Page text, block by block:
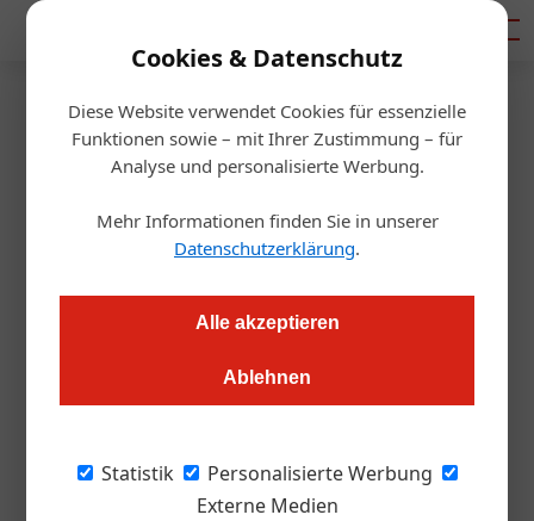
Cookies & Datenschutz
Diese Website verwendet Cookies für essenzielle
Funktionen sowie – mit Ihrer Zustimmung – für
Analyse und personalisierte Werbung.
Mehr Informationen finden Sie in unserer
Datenschutzerklärung.
Alle akzeptieren
Ablehnen
Statistik
Personalisierte Werbung
Externe Medien
Startseite/Hotellerie
Finanzierung
Wie das Südbahn-Hotel zur
Investitionschance wird
Das Südbahn-Hotel kehrt zurück auf die touristische
Leuchtturmprojekt, sondern auch als Modell für kluge